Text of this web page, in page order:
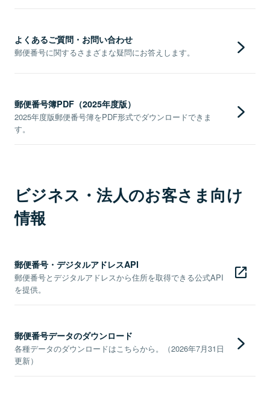
よくあるご質問・お問い合わせ
郵便番号に関するさまざまな疑問にお答えします。
郵便番号簿PDF（2025年度版）
2025年度版郵便番号簿をPDF形式でダウンロードできま
す。
ビジネス・法人のお客さま向け
情報
郵便番号・デジタルアドレスAPI
郵便番号とデジタルアドレスから住所を取得できる公式API
を提供。
郵便番号データのダウンロード
各種データのダウンロードはこちらから。（2026年7月31日
更新）